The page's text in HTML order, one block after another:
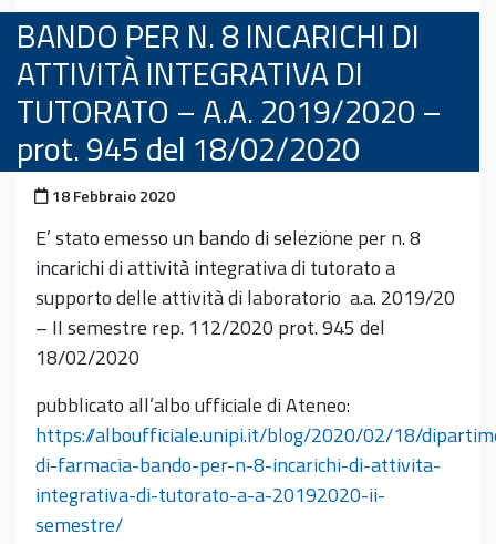
BANDO PER N. 8 INCARICHI DI
ATTIVITÀ INTEGRATIVA DI
TUTORATO – A.A. 2019/2020 –
prot. 945 del 18/02/2020
Pubblicato il
18 Febbraio 2020
E’ stato emesso un bando di selezione per n. 8
incarichi di attività integrativa di tutorato a
supporto delle attività di laboratorio a.a. 2019/20
– II semestre rep. 112/2020 prot. 945 del
18/02/2020
pubblicato all’albo ufficiale di Ateneo:
https://alboufficiale.unipi.it/blog/2020/02/18/
di-farmacia-bando-per-n-8-incarichi-di-attivita-
integrativa-di-tutorato-a-a-20192020-ii-
semestre/